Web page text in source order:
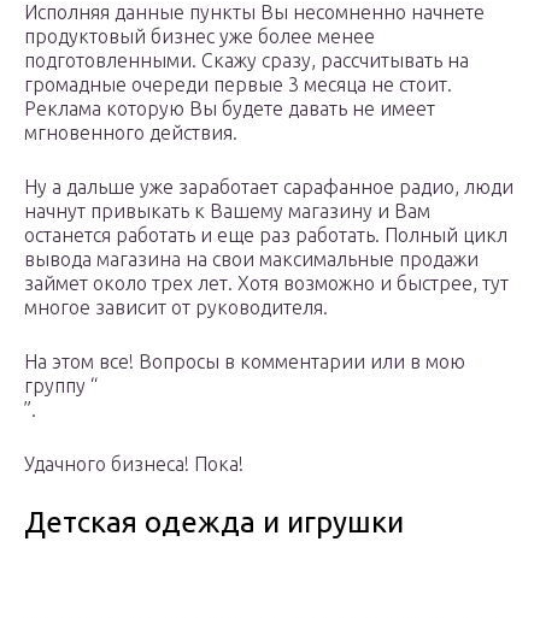
Исполняя данные пункты Вы несомненно начнете
продуктовый бизнес уже более менее
подготовленными. Скажу сразу, рассчитывать на
громадные очереди первые 3 месяца не стоит.
Реклама которую Вы будете давать не имеет
мгновенного действия.
Ну а дальше уже заработает сарафанное радио, люди
начнут привыкать к Вашему магазину и Вам
останется работать и еще раз работать. Полный цикл
вывода магазина на свои максимальные продажи
займет около трех лет. Хотя возможно и быстрее, тут
многое зависит от руководителя.
На этом все! Вопросы в комментарии или в мою
группу “
”.
Удачного бизнеса! Пока!
Детская одежда и игрушки